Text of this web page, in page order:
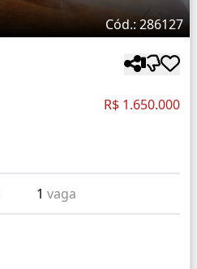
Cód.: 286127
R$ 1.650.000
1vaga